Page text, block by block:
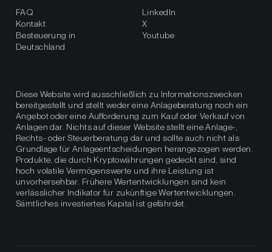
FAQ
Kontakt
Besteuerung in
Deutschland
LinkedIn
X
Youtube
Diese Website wird ausschließlich zu Informationszwecken
bereitgestellt und stellt weder eine Anlageberatung noch ein
Angebot oder eine Aufforderung zum Kauf oder Verkauf von
Anlagen dar. Nichts auf dieser Website stellt eine Anlage-,
Rechts- oder Steuerberatung dar und sollte auch nicht als
Grundlage für Anlageentscheidungen herangezogen werden.
Produkte, die durch Kryptowährungen gedeckt sind, sind
hoch volatile Vermögenswerte und ihre Leistung ist
unvorhersehbar. Frühere Wertentwicklungen sind kein
verlässlicher Indikator für zukünftige Wertentwicklungen.
Sämtliches investiertes Kapital ist gefährdet.